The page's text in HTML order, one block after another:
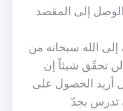
إلى المقصد
الله سبحانه من
تحقّق شيئاً إن
أريد الحصول على
تدرس بجدّ